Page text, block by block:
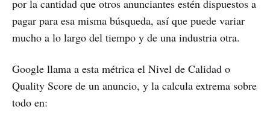
por la cantidad que otros anunciantes estén dispuestos a
pagar para esa misma búsqueda, así que puede variar
mucho a lo largo del tiempo y de una industria otra.
Google llama a esta métrica el Nivel de Calidad o
Quality Score de un anuncio, y la calcula extrema sobre
todo en: